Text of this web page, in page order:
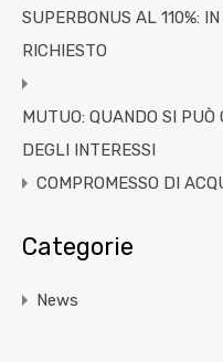
SUPERBONUS AL 110%:
RICHIESTO
MUTUO: QUANDO SI
DEGLI INTERESSI
COMPROMESSO DI
Categorie
News